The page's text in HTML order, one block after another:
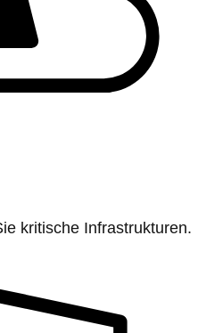
kritische Infrastrukturen.